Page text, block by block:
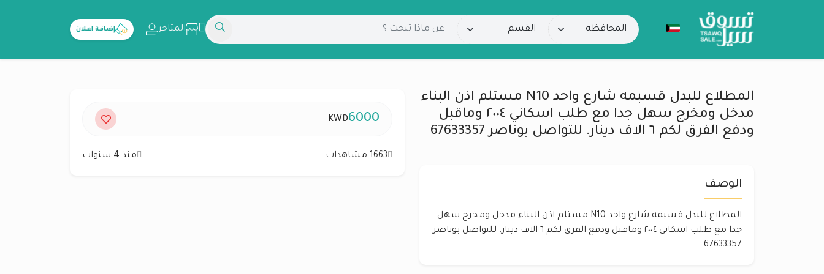
المتاجر إضافة اعلان
المطلاع للبدل قسبمه شارع واحد N10 مستلم اذن البناء
مدخل ومخرج سهل جدا مع طلب اسكاني ٢٠٠٤ وماقبل
ودفع الفرق لكم ٦ الاف دينار. للتواصل بوناصر 67633357
الوصف
المطلاع للبدل قسبمه شارع واحد N10 مستلم اذن البناء مدخل ومخرج سهل
جدا مع طلب اسكاني ٢٠٠٤ وماقبل ودفع الفرق لكم ٦ الاف دينار. للتواصل بوناصر
67633357
6000
KWD
1663 مشاهدات منذ 4 سنوات